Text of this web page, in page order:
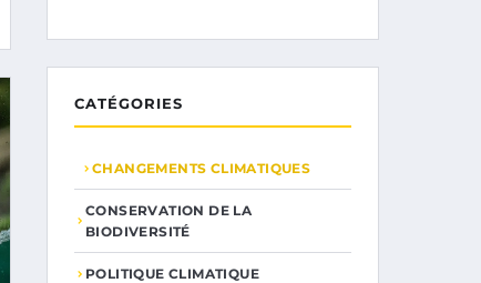
CATÉGORIES
CHANGEMENTS CLIMATIQUES
CONSERVATION DE LA
BIODIVERSITÉ
POLITIQUE CLIMATIQUE